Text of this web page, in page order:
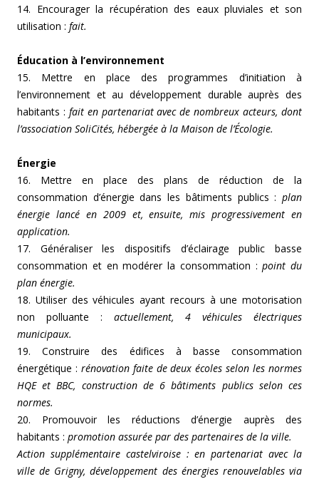
14. Encourager la récupération des eaux pluviales et son
utilisation : fait.
Éducation à l’environnement
15. Mettre en place des programmes d’initiation à
l’environnement et au développement durable auprès des
habitants : fait en partenariat avec de nombreux acteurs, dont
l’association SoliCités, hébergée à la Maison de l’Écologie.
Énergie
16. Mettre en place des plans de réduction de la
consommation d’énergie dans les bâtiments publics : plan
énergie lancé en 2009 et, ensuite, mis progressivement en
application.
17. Généraliser les dispositifs d’éclairage public basse
consommation et en modérer la consommation :point du
plan énergie.
18. Utiliser des véhicules ayant recours à une motorisation
non polluante : actuellement, 4 véhicules électriques
municipaux.
19. Construire des édifices à basse consommation
énergétique : rénovation faite de deux écoles selon les normes
HQE et BBC, construction de 6 bâtiments publics selon ces
normes.
20. Promouvoir les réductions d’énergie auprès des
habitants : promotion assurée par des partenaires de la ville.
Action supplémentaire castelviroise : en partenariat avec la
ville de Grigny, développement des énergies renouvelables via